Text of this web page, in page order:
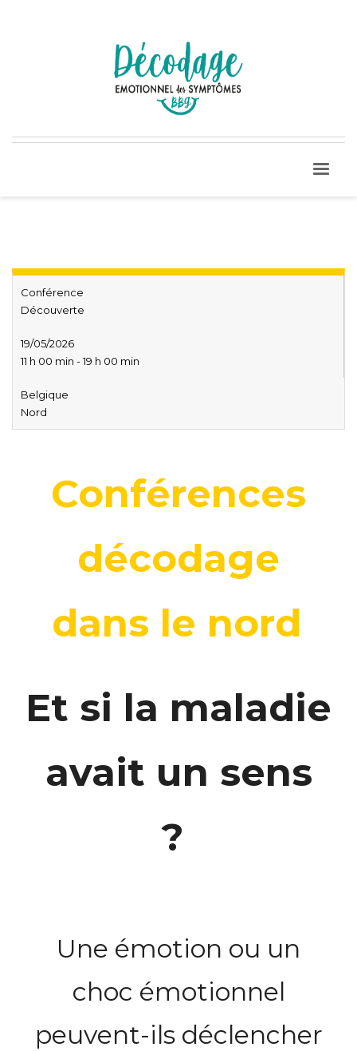
Conférence
Découverte
19/05/2026
11 h 00 min - 19 h 00 min
Belgique
Nord
Conférences
décodage
dans le nord
Et si la maladie
avait un sens
?
Une émotion ou un
choc émotionnel
peuvent-ils déclencher